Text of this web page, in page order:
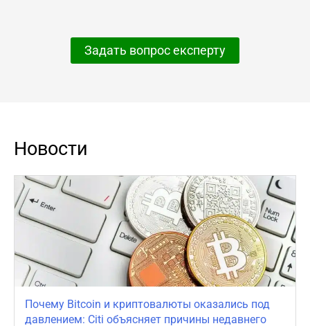
Задать вопрос експерту
Новости
Почему Bitcoin и криптовалюты оказались под
давлением: Citi объясняет причины недавнего